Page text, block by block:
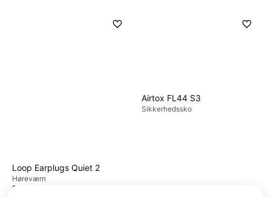
Loop Earplugs Quiet 2
Høreværn
149 kr.
Airtox FL44 S3
Sikkerhedssko